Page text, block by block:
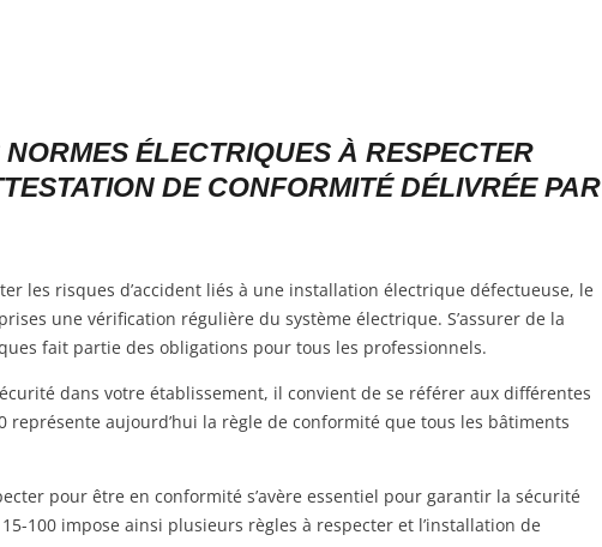
ÉLECTRIQUES À RESPECTER
DE CONFORMITÉ DÉLIVRÉE PAR
les risques d’accident liés à une installation électrique défectueuse, le
une vérification régulière du système électrique. S’assurer de la
fait partie des obligations pour tous les professionnels.
dans votre établissement, il convient de se référer aux différentes
représente aujourd’hui la règle de conformité que tous les bâtiments
pour être en conformité s’avère essentiel pour garantir la sécurité
100 impose ainsi plusieurs règles à respecter et l’installation de